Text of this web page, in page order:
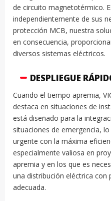
de circuito magnetotérmico.
independientemente de sus
protección MCB, nuestra
en consecuencia,
diversos sistemas eléctricos.
DESPLIEGUE
Cuando el tiempo apremia,
destaca en situaciones de
está diseñado para la
situaciones de emergencia,
urgente con la máxima
especialmente valiosa en
apremia y en los que es
una distribución eléctrica
adecuada.